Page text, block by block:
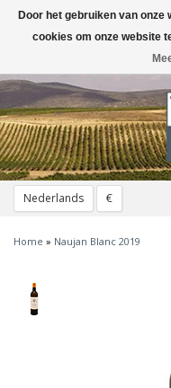
Nederlands €
Toggle
navigation
Home » Naujan Blanc 2019
Door het gebruiken van
cookies om onze website